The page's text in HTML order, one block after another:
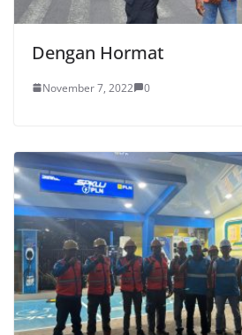
Dengan Hormat
November 7, 2022 0